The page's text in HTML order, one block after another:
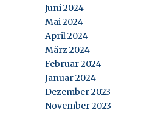
Juni 2024
Mai 2024
April 2024
März 2024
Februar 2024
Januar 2024
Dezember 2023
November 2023